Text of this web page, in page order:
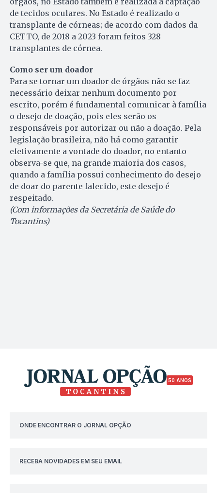
de tecidos oculares. No Estado é realizado o
transplante de córneas; de acordo com dados da
CETTO, de 2018 a 2023 foram feitos 328
transplantes de córnea.
Como ser um doador
Para se tornar um doador de órgãos não se faz
necessário deixar nenhum documento por
escrito, porém é fundamental comunicar à família
o desejo de doação, pois eles serão os
responsáveis por autorizar ou não a doação. Pela
legislação brasileira, não há como garantir
efetivamente a vontade do doador, no entanto
observa-se que, na grande maioria dos casos,
quando a família possui conhecimento do desejo
de doar do parente falecido, este desejo é
respeitado.
(Com informações da Secretária de Saúde do
Tocantins)
50 ANOS
ONDE ENCONTRAR O JORNAL OPÇÃO
RECEBA NOVIDADES EM SEU EMAIL